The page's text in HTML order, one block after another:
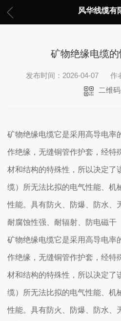
风华线缆有
矿物绝缘电缆
发布时间：2026-04-07 作
二维
矿物绝缘电缆它是采用高导电率
作绝缘，无缝铜管作护套，经特
材和结构的特殊性，所以决定了
缆）所无法比拟的电气性能、机
性能。具有防火、防爆、防水、
耐腐蚀性强、耐辐射、防电磁干
矿物绝缘电缆它是采用高导电率
作绝缘，无缝铜管作护套，经特
材和结构的特殊性，所以决定了
缆）所无法比拟的电气性能、机
性能。具有防火、防爆、防水、